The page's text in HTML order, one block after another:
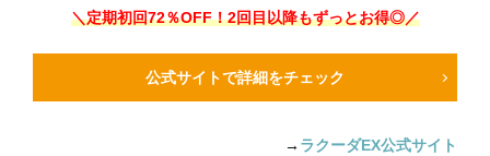
＼定期初回72％OFF！2回目以降もずっとお得◎／
公式サイトで詳細をチェック
→ ラクーダEX公式サイト